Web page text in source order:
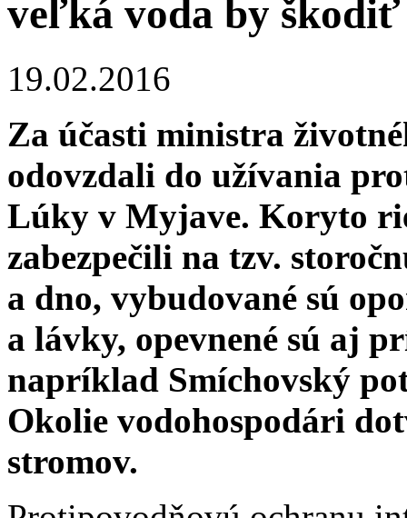
veľká voda by škodiť
19.02.2016
Za účasti ministra
odovzdali do užívania
Lúky v Myjave. Koryto
zabezpečili na tzv.
a dno, vybudované sú
a lávky, opevnené sú aj
napríklad Smíchovský
Okolie vodohospodári
stromov.